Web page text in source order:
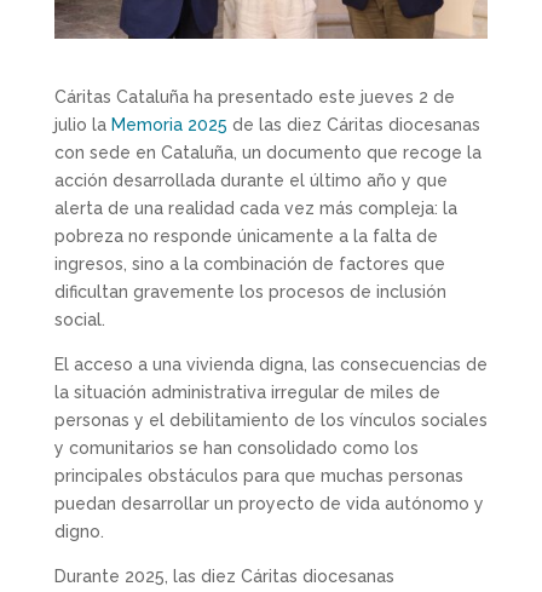
Cáritas Cataluña ha presentado este jueves 2 de
julio la Memoria 2025 de las diez Cáritas diocesanas
con sede en Cataluña, un documento que recoge la
acción desarrollada durante el último año y que
alerta de una realidad cada vez más compleja: la
pobreza no responde únicamente a la falta de
ingresos, sino a la combinación de factores que
dificultan gravemente los procesos de inclusión
social.
El acceso a una vivienda digna, las consecuencias de
la situación administrativa irregular de miles de
personas y el debilitamiento de los vínculos sociales
y comunitarios se han consolidado como los
principales obstáculos para que muchas personas
puedan desarrollar un proyecto de vida autónomo y
digno.
Durante 2025, las diez Cáritas diocesanas